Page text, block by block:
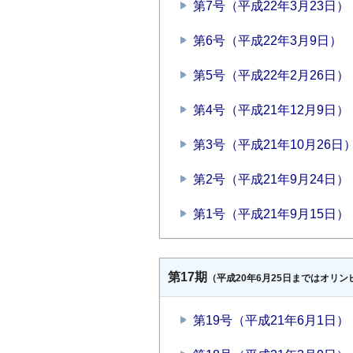
第7号（平成22年3月23日）
第6号（平成22年3月9日）
第5号（平成22年2月26日）
第4号（平成21年12月9日）
第3号（平成21年10月26日）
第2号（平成21年9月24日）
第1号（平成21年9月15日）
第17期 （平成20年6月25日まではオリン
第19号（平成21年6月1日）